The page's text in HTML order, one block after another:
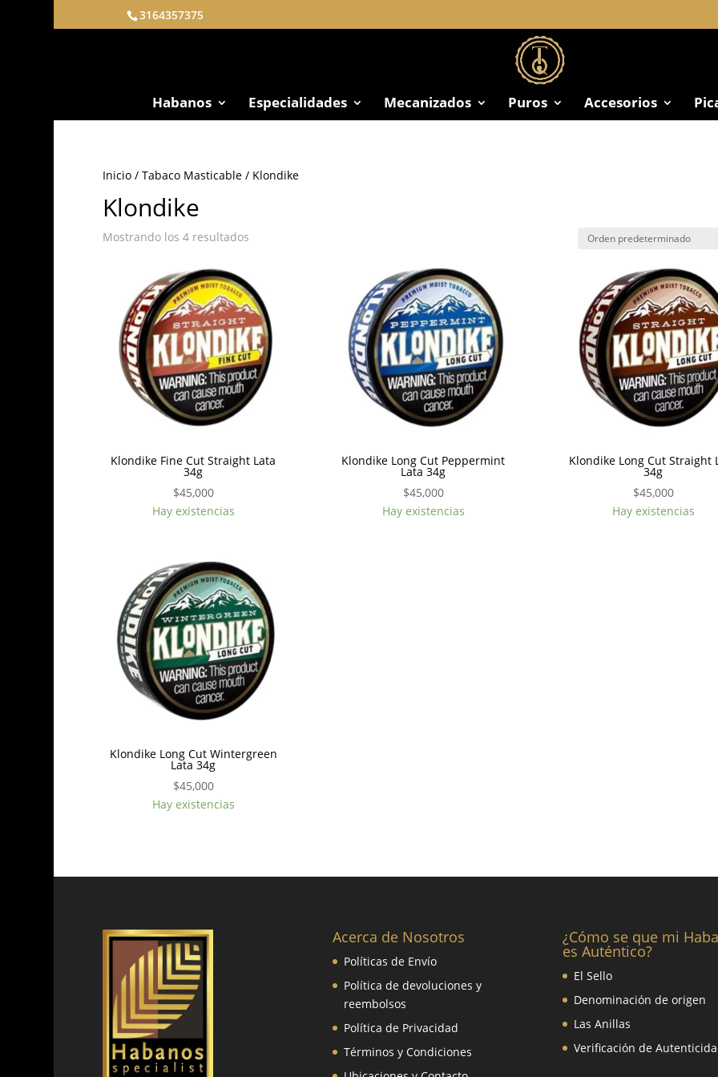
3164357375
Habanos Especialidades Mecanizados Puros Accesorios
Inicio/ Tabaco Masticable/ Klondike
Klondike
Mostrando los 4 resultados
Klondike Fine Cut Straight Lata
34g
$45,000
Hay existencias
Klondike Long Cut Peppermint
Lata 34g
$45,000
Hay existencias
Klondike Long Cut Straight
34g
$45,000
Hay existencias
Klondike Long Cut Wintergreen
Lata 34g
$45,000
Hay existencias
Acerca de Nosotros
Políticas de Envío
Política de devoluciones y
reembolsos
Política de Privacidad
Términos y Condiciones
¿Cómo se que mi
es Auténtico?
El Sello
Denominación de origen
Las Anillas
Verificación de